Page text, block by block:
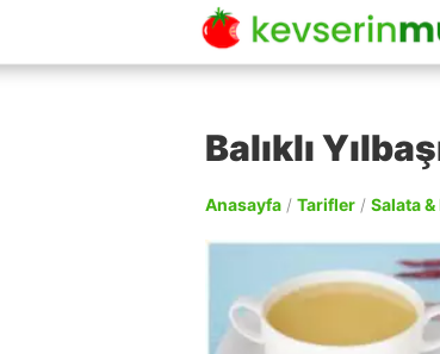
Balıklı
Anasayfa / Tarifler / Salata